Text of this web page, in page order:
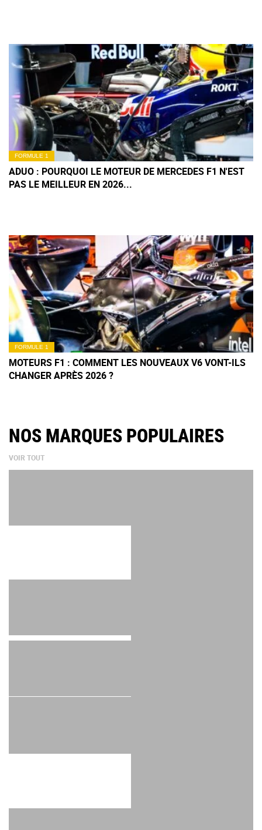
FORMULE 1
ADUO : POURQUOI LE MOTEUR DE MERCEDES F1 N'EST
PAS LE MEILLEUR EN 2026...
FORMULE 1
MOTEURS F1 : COMMENT LES NOUVEAUX V6 VONT-ILS
CHANGER APRÈS 2026 ?
NOS MARQUES POPULAIRES
VOIR TOUT